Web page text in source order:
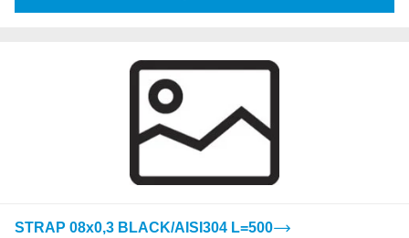
STRAP 08x0,3 BLACK/AISI304 L=500